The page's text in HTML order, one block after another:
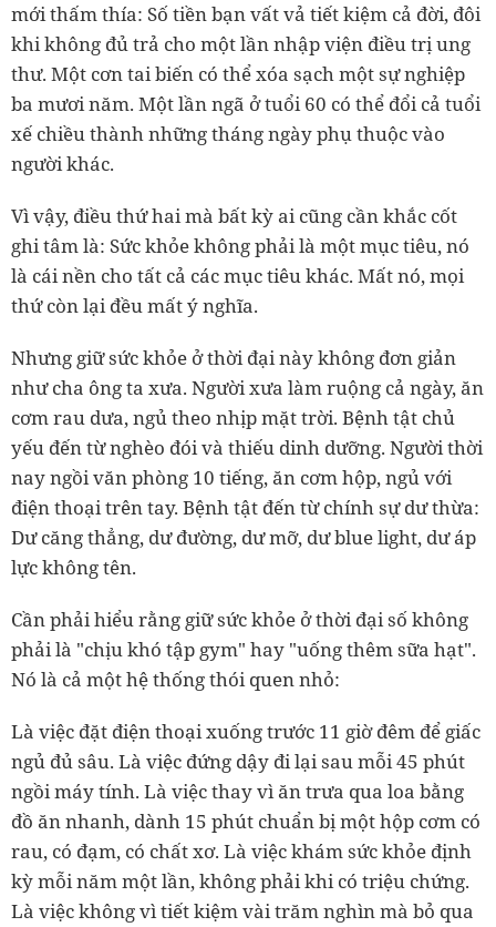
mới thấm thía: Số tiền bạn vất vả tiết kiệm cả đời, đôi
khi không đủ trả cho một lần nhập viện điều trị ung
thư. Một cơn tai biến có thể xóa sạch một sự nghiệp
ba mươi năm. Một lần ngã ở tuổi 60 có thể đổi cả tuổi
xế chiều thành những tháng ngày phụ thuộc vào
người khác.
Vì vậy, điều thứ hai mà bất kỳ ai cũng cần khắc cốt
ghi tâm là: Sức khỏe không phải là một mục tiêu, nó
là cái nền cho tất cả các mục tiêu khác. Mất nó, mọi
thứ còn lại đều mất ý nghĩa.
Nhưng giữ sức khỏe ở thời đại này không đơn giản
như cha ông ta xưa. Người xưa làm ruộng cả ngày, ăn
cơm rau dưa, ngủ theo nhịp mặt trời. Bệnh tật chủ
yếu đến từ nghèo đói và thiếu dinh dưỡng. Người thời
nay ngồi văn phòng 10 tiếng, ăn cơm hộp, ngủ với
điện thoại trên tay. Bệnh tật đến từ chính sự dư thừa:
Dư căng thẳng, dư đường, dư mỡ, dư blue light, dư áp
lực không tên.
Cần phải hiểu rằng giữ sức khỏe ở thời đại số không
phải là "chịu khó tập gym" hay "uống thêm sữa hạt".
Nó là cả một hệ thống thói quen nhỏ:
Là việc đặt điện thoại xuống trước 11 giờ đêm để giấc
ngủ đủ sâu. Là việc đứng dậy đi lại sau mỗi 45 phút
ngồi máy tính. Là việc thay vì ăn trưa qua loa bằng
đồ ăn nhanh, dành 15 phút chuẩn bị một hộp cơm có
rau, có đạm, có chất xơ. Là việc khám sức khỏe định
kỳ mỗi năm một lần, không phải khi có triệu chứng.
Là việc không vì tiết kiệm vài trăm nghìn mà bỏ qua